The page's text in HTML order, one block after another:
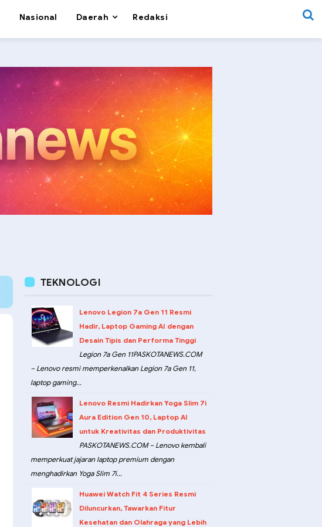
Nasional Daerah Redaksi
TEKNOLOGI
Lenovo Legion 7a Gen 11 Resmi
Hadir, Laptop Gaming AI dengan
Desain Tipis dan Performa Tinggi
Legion 7a Gen 11PASKOTANEWS.COM
– Lenovo resmi memperkenalkan Legion 7a Gen 11,
laptop gaming...
Lenovo Resmi Hadirkan Yoga Slim 7i
Aura Edition Gen 10, Laptop AI
untuk Kreativitas dan Produktivitas
PASKOTANEWS.COM – Lenovo kembali
memperkuat jajaran laptop premium dengan
menghadirkan Yoga Slim 7i...
Huawei Watch Fit 4 Series Resmi
Diluncurkan, Tawarkan Fitur
Kesehatan dan Olahraga yang Lebih